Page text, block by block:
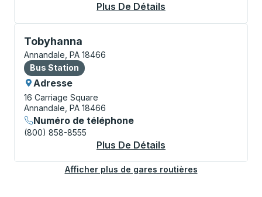
Plus De Détails
Tobyhanna
Bus Station, utilisez les touches fléchées ou la
Annandale, PA 18466
Bus Station
Bus Station
Adresse
16 Carriage Square
Annandale, PA 18466
Numéro de téléphone
(800) 858-8555
Plus De Détails
Afficher plus de gares routières